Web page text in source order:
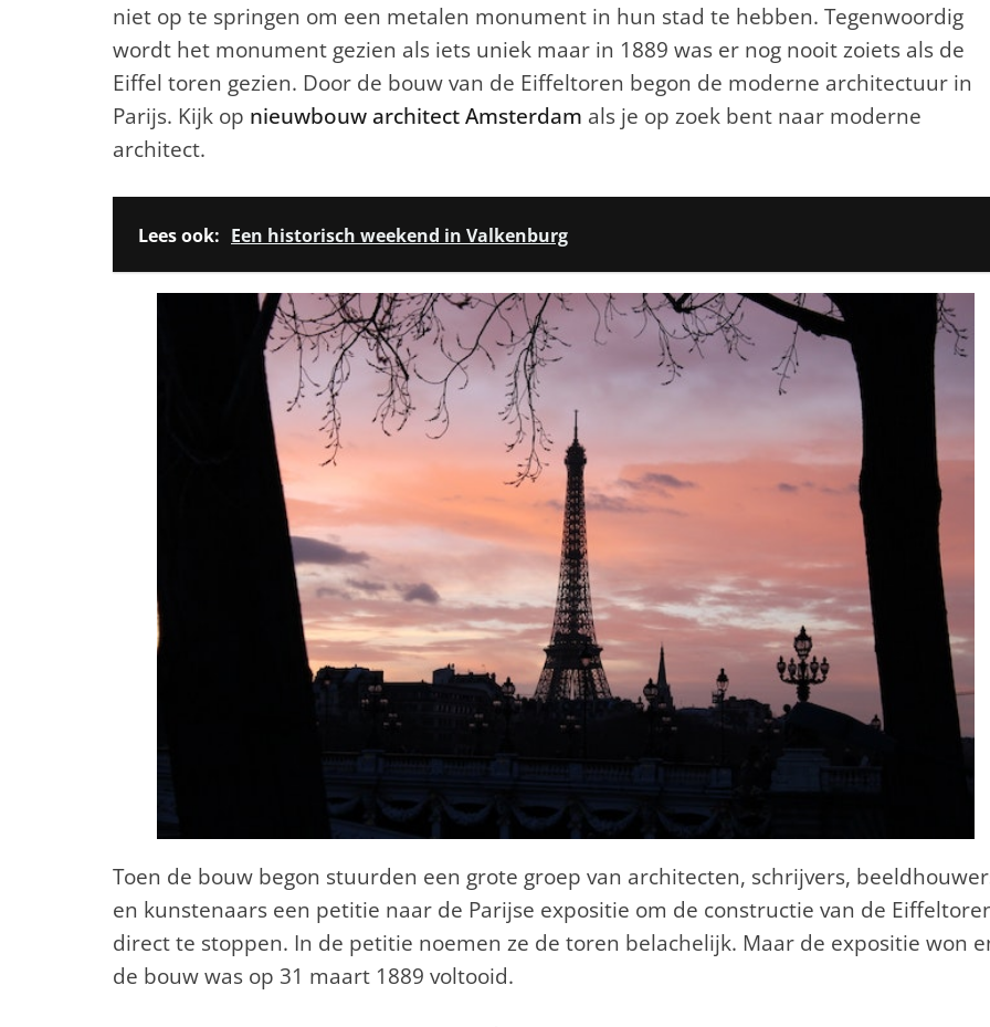
niet op te springen om een metalen monument in hun stad te hebben. Tegenwoordig
wordt het monument gezien als iets uniek maar in 1889 was er nog nooit zoiets als de
Eiffel toren gezien. Door de bouw van de Eiffeltoren begon de moderne architectuur in
Parijs. Kijk op nieuwbouw architect Amsterdam als je op zoek bent naar moderne
architect.
Lees ook: Een historisch weekend in Valkenburg
Toen de bouw begon stuurden een grote groep van architecten, schrijvers,
en kunstenaars een petitie naar de Parijse expositie om de constructie van de
direct te stoppen. In de petitie noemen ze de toren belachelijk. Maar de expositie won
de bouw was op 31 maart 1889 voltooid.